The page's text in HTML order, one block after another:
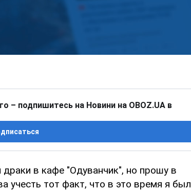
– подпишитесь на Новини на OBOZ.UA в
в кафе "Одуванчик", но прошу в
учесть тот факт, что в это время я был